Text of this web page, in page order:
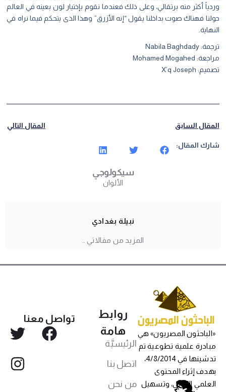
وردياً أكثر منه برتقالي، وعلى ذلك فعندما نقوم بإختيار لون بعينه في العالم
حولنا فهناك صوت بداخلنا يقول “إنه الأزرق” وهذا الذى يتحكم فيما نراه في
النهاية.
ترجمة:Nabila Baghdady
مراجعة: Mohamed Mogahed
تصميم: X’q Joseph
المقال السابق المقال التالي
شارك المقال:
سيكولوجي
الألوان
نبيلة بغدادي
المزيد من مقالاتي ..
«الباحثون المصريون» هي
مبادرة علمية تطوعية تم
تدشينها في 4/8/2014،
بهدف إثراء المحتوى
العلمي العربي، وتسهيل
روابط
هامة
الرئيسيَّة
اتصل بنا
من نحن
تواصل معنا